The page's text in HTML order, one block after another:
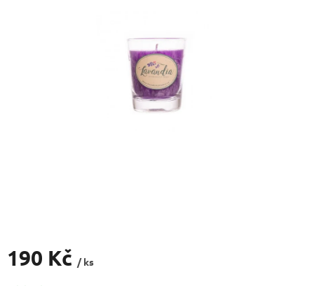
190 Kč / ks